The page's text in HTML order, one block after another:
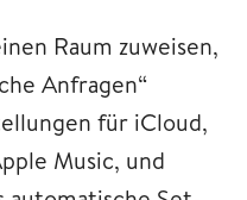
Raum zuweisen,
Anfragen“
für iCloud,
Music, und